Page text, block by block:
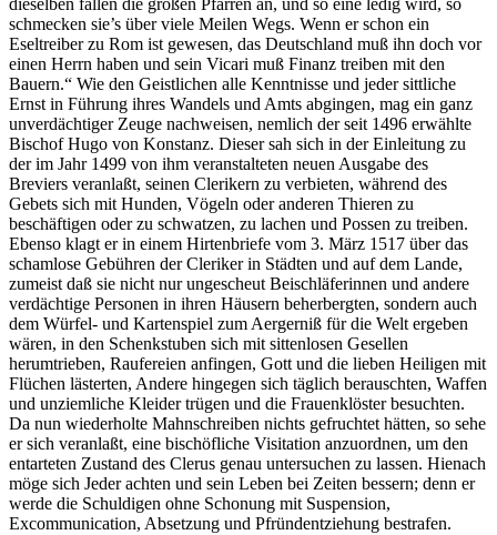
dieselben fallen die großen Pfarren an, und so eine ledig wird, so
schmecken sie’s über viele Meilen Wegs. Wenn er schon ein
Eseltreiber zu Rom ist gewesen, das Deutschland muß ihn doch vor
einen Herrn haben und sein Vicari muß Finanz treiben mit den
Bauern.“ Wie den Geistlichen alle Kenntnisse und jeder sittliche
Ernst in Führung ihres Wandels und Amts abgingen, mag ein ganz
unverdächtiger Zeuge nachweisen, nemlich der seit 1496 erwählte
Bischof Hugo von Konstanz. Dieser sah sich in der Einleitung zu
der im Jahr 1499 von ihm veranstalteten neuen Ausgabe des
Breviers veranlaßt, seinen Clerikern zu verbieten, während des
Gebets sich mit Hunden, Vögeln oder anderen Thieren zu
beschäftigen oder zu schwatzen, zu lachen und Possen zu treiben.
Ebenso klagt er in einem Hirtenbriefe vom 3. März 1517 über das
schamlose Gebühren der Cleriker in Städten und auf dem Lande,
zumeist daß sie nicht nur ungescheut Beischläferinnen und andere
verdächtige Personen in ihren Häusern beherbergten, sondern auch
dem Würfel- und Kartenspiel zum Aergerniß für die Welt ergeben
wären, in den Schenkstuben sich mit sittenlosen Gesellen
herumtrieben, Raufereien anfingen, Gott und die lieben Heiligen mit
Flüchen lästerten, Andere hingegen sich täglich berauschten, Waffen
und unziemliche Kleider trügen und die Frauenklöster besuchten.
Da nun wiederholte Mahnschreiben nichts gefruchtet hätten, so sehe
er sich veranlaßt, eine bischöfliche Visitation anzuordnen, um den
entarteten Zustand des Clerus genau untersuchen zu lassen. Hienach
möge sich Jeder achten und sein Leben bei Zeiten bessern; denn er
werde die Schuldigen ohne Schonung mit Suspension,
Excommunication, Absetzung und Pfründentziehung bestrafen.